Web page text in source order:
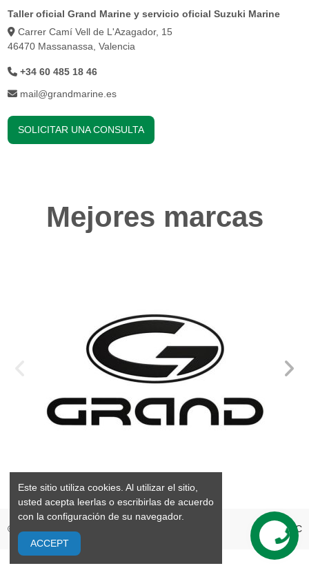
Taller oficial Grand Marine y servicio oficial Suzuki Marine
Carrer Camí Vell de L'Azagador, 15
46470 Massanassa, Valencia
+34 60 485 18 46
mail@grandmarine.es
SOLICITAR UNA CONSULTA
Mejores marcas
©2026 GrandMarine S.L. Valencia España webPC
Este sitio utiliza cookies. Al utilizar el sitio,
usted acepta leerlas o escribirlas de acuerdo
con la configuración de su navegador.
ACCEPT